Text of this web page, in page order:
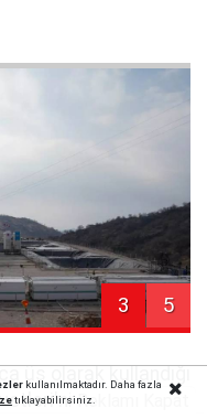
3 5
üs olarak kullandığı
yaptığı
kullanılmaktadır. Daha fazla
tıklayabilirsiniz.Reklamı Kapat